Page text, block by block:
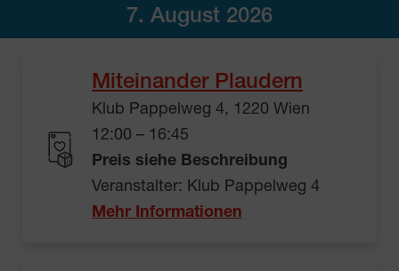
7. August 2026
Miteinander Plaudern
Klub Pappelweg 4, 1220 Wien
12:00 – 16:45
Preis siehe Beschreibung
Veranstalter: Klub Pappelweg 4
Mehr Informationen